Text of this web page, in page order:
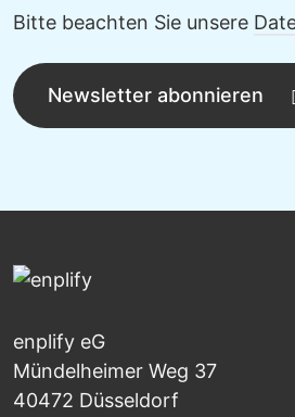
Bitte beachten Sie unsere
Newsletter abonnieren
enplify eG
Mündelheimer Weg 37
40472 Düsseldorf